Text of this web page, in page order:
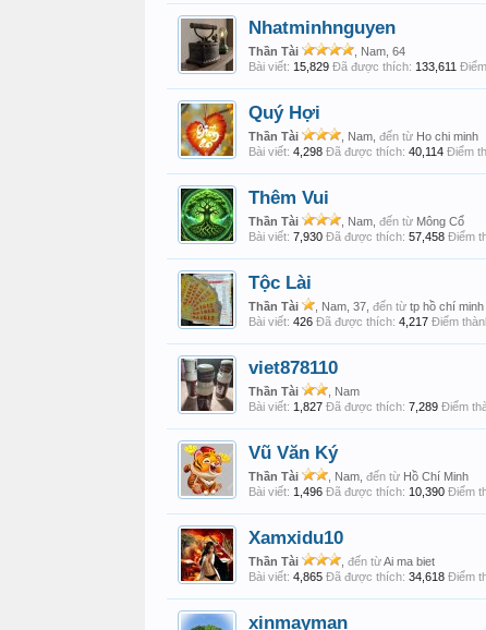
Nhatminhnguyen
Thần Tài
, Nam, 64
Bài viết: 15,829 Đã được thích: 133,611
Quý Hợi
Thần Tài , Nam, đến từ Ho chi minh
Bài viết: 4,298 Đã được thích: 40,114 Điểm
Thêm Vui
Thần Tài , Nam, đến từ Mông Cổ
Bài viết: 7,930 Đã được thích: 57,458 Điểm
Tộc Lài
Thần Tài , Nam, 37, đến từ tp hồ chí minh
Bài viết: 426 Đã được thích: 4,217 Điểm
viet878110
Thần Tài
, Nam
Bài viết: 1,827 Đã được thích: 7,289 Điểm
Vũ Văn Ký
Thần Tài , Nam, đến từ Hồ Chí Minh
Bài viết: 1,496 Đã được thích: 10,390 Điểm
Xamxidu10
Thần Tài đến từAi ma biet
Bài viết: 4,865 Đã được thích: 34,618 Điểm
xinmayman